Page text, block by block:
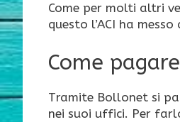
Come per molti altri
questo l’ACI ha
Come
Tramite Bollonet si
nei suoi uffici. Per